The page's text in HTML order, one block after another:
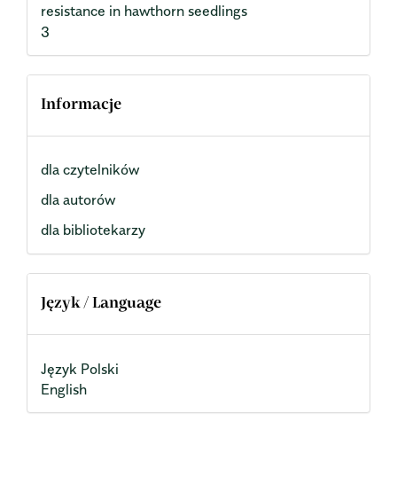
resistance in hawthorn seedlings
3
Informacje
dla czytelników
dla autorów
dla bibliotekarzy
Język / Language
Język Polski
English